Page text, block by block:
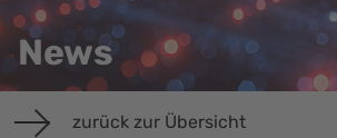
News
zurück zur Übersicht